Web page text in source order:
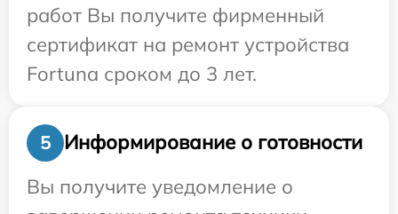
работ Вы получите фирменный
сертификат на ремонт устройства
Fortuna сроком до 3 лет.
5
Информирование о готовности
Вы получите уведомление о